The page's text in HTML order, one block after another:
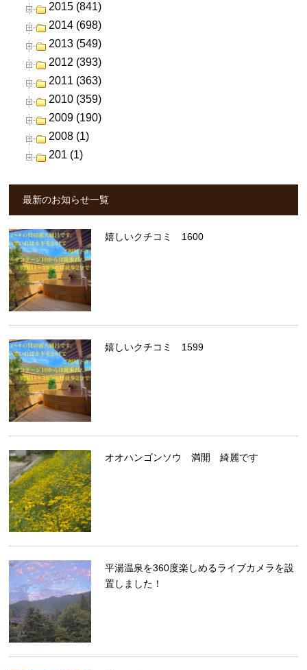
2015 (841)
2014 (698)
2013 (549)
2012 (393)
2011 (363)
2010 (359)
2009 (190)
2008 (1)
201 (1)
最新のお知らせ一覧
嬉しいクチコミ 1600
嬉しいクチコミ 1599
オオハンゴンソウ 満開 綺麗です
平湯温泉を360度楽しめるライブカメラを設
置しました！